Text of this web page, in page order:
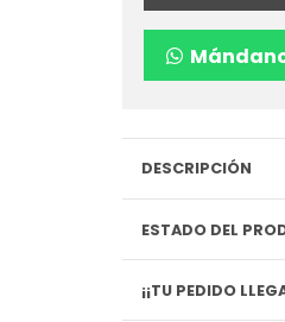
DESCRIPCIÓN
ESTADO DEL